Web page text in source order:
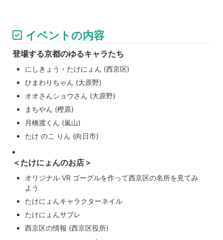
イベントの内容
登場する京都のゆるキャラたち
にしきょう・たけにょん (西京区)
ひまわりちゃん (大原野)
オオさんショウさん (大原野)
まちやん (樫原)
月橋渡くん (嵐山)
たけ のこ りん (向日市)
＜たけにょんのお店＞
オリジナル VR ゴーグルを作って西京区の名所を見てみ
よう
たけにょんキャラクターネイル
たけにょんサブレ
西京区の情報 (西京区役所)